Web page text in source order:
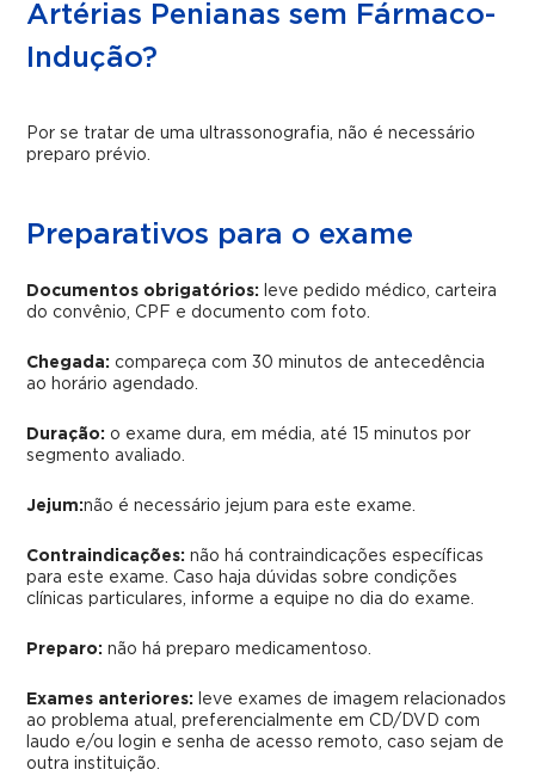
Artérias Penianas sem Fármaco-
Indução?
Por se tratar de uma ultrassonografia, não é necessário
preparo prévio.
Preparativos para o exame
Documentos obrigatórios:
leve pedido médico, carteira
do convênio, CPF e documento com foto.
Chegada: compareça com 30 minutos de antecedência
ao horário agendado.
Duração: o exame dura, em média, até 15 minutos por
segmento avaliado.
Jejum:não é necessário jejum para este exame.
Contraindicações: não há contraindicações específicas
para este exame. Caso haja dúvidas sobre condições
clínicas particulares, informe a equipe no dia do exame.
Preparo:não há preparo medicamentoso.
Exames anteriores:
leve exames de imagem relacionados
ao problema atual, preferencialmente em CD/DVD com
laudo e/ou login e senha de acesso remoto, caso sejam de
outra instituição.